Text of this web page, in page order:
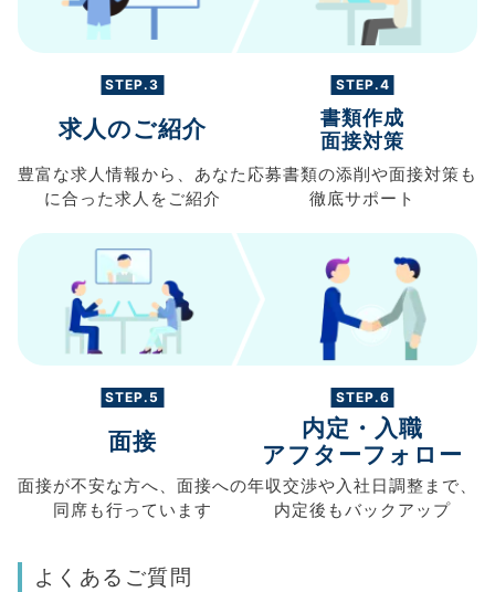
STEP.3
求人のご紹介
豊富な求人情報から、 あなた
に合った求人を ご紹介
STEP.4
書類作成
面接対策
応募書類の添削や面接対策も
徹底サポート
STEP.5
面接
面接が不安な方へ、 面接への
同席も行っています
STEP.6
内定・入職
アフターフォロー
年収交渉や入社日調整まで、
内定後もバックアップ
よくあるご質問